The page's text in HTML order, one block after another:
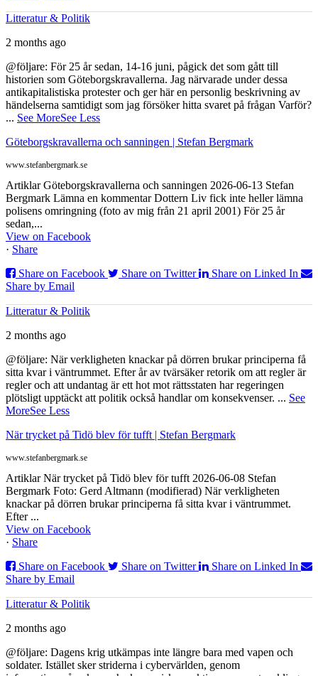
Litteratur & Politik
2 months ago
@följare: För 25 år sedan, 14-16 juni, pågick det som gått till
historien som Göteborgskravallerna. Jag närvarade under dessa
antikapitalistiska protester och ger här en personlig beskrivning av
händelserna samtidigt som jag försöker hitta svaret på frågan Varför?
... See MoreSee Less
Göteborgskravallerna och sanningen | Stefan Bergmark
www.stefanbergmark.se
Artiklar Göteborgskravallerna och sanningen 2026-06-13 Stefan
Bergmark Lämna en kommentar Dottern Liv fick inte heller lämna
polisens omringning (foto av mig från 21 april 2001) För 25 år
sedan,...
View on Facebook
· Share
Share on Facebook
Share on Twitter
Share on Linked In
Share by Email
Litteratur & Politik
2 months ago
@följare: När verkligheten knackar på dörren brukar principerna få
sitta kvar i väntrummet. Efter år av tvärsäker retorik om att regler är
regler och att undantag är ett hot mot rättsstaten har regeringen
plötsligt upptäckt att politik också handlar om konsekvenser. ... See
MoreSee Less
När trycket på Tidö blev för tufft | Stefan Bergmark
www.stefanbergmark.se
Artiklar När trycket på Tidö blev för tufft 2026-06-08 Stefan
Bergmark Foto: Gerd Altmann (modifierad) När verkligheten
knackar på dörren brukar principerna få sitta kvar i väntrummet.
Efter ...
View on Facebook
· Share
Share on Facebook
Share on Twitter
Share on Linked In
Share by Email
Litteratur & Politik
2 months ago
@följare: Dagens krig utkämpas inte längre bara med vapen och
soldater. Istället sker striderna i cybervärlden, genom